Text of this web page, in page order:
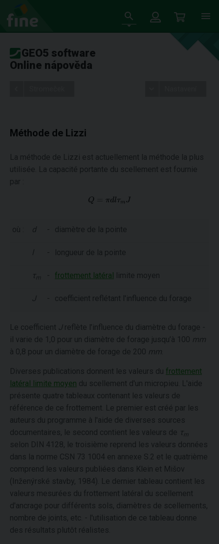
GEO5 software
Online nápověda
Méthode de Lizzi
La méthode de Lizzi est actuellement la méthode la plus
utilisée. La capacité portante du scellement est fournie
par :
où : d - diamètre de la pointe
l - longueur de la pointe
τm - frottement latéral limite moyen
J - coefficient reflétant l'influence du forage
Le coefficient Jreflète l’influence du diamètre du forage -
il varie de 1,0 pour un diamètre de forage jusqu’à 100 mm
à 0,8 pour un diamètre de forage de 200 mm
Diverses publications donnent les valeurs du frottement
latéral limite moyen du scellement d'un micropieu. L'aide
présente quatre tableaux contenant les valeurs de
référence de ce frottement. Le premier est créé par les
auteurs du programme à l'aide de diverses sources
documentaires, le second contient les valeurs de τm
selon DIN 4128, le troisième reprend les valeurs données
dans la norme CSN 73 1004 en annexe S.2 et le quatrième
comprend les valeurs publiées dans Klein et Mišov
(Inženýrské stavby, 1984). Le dernier tableau contient les
valeurs mesurées du frottement latéral du scellement
d'ancrage pour différents sols, diamètres de scellements,
nombre de joints, etc. - l'utilisation de ce tableau donne
des résultats plutôt réalistes.